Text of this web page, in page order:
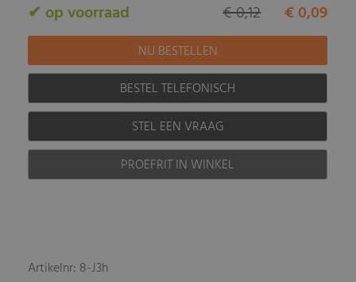
✔ op voorraad € 0,09
€ 0,12
BESTEL TELEFONISCH
STEL EEN VRAAG
PROEFRIT IN WINKEL
Artikelnr: 8-J3h